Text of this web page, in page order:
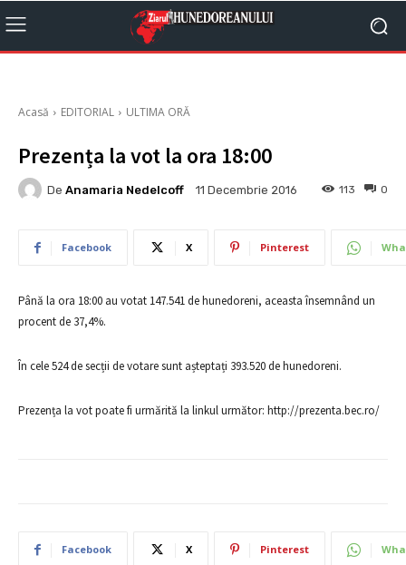
Acasă EDITORIAL ULTIMA ORĂ
Prezența la vot la ora 18:00
De Anamaria Nedelcoff 11 Decembrie 2016 0
113
Facebook X Pinterest
Până la ora 18:00 au votat 147.541 de hunedoreni, aceasta însemnând un
procent de 37,4%.
În cele 524 de secții de votare sunt așteptați 393.520 de hunedoreni.
Prezența la vot poate fi urmărită la linkul următor: http://prezenta.bec.ro/
Facebook X Pinterest